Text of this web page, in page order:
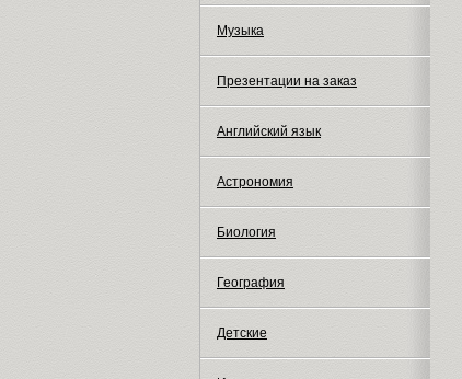
Музыка
Презентации на заказ
Английский язык
Астрономия
Биология
География
Детские